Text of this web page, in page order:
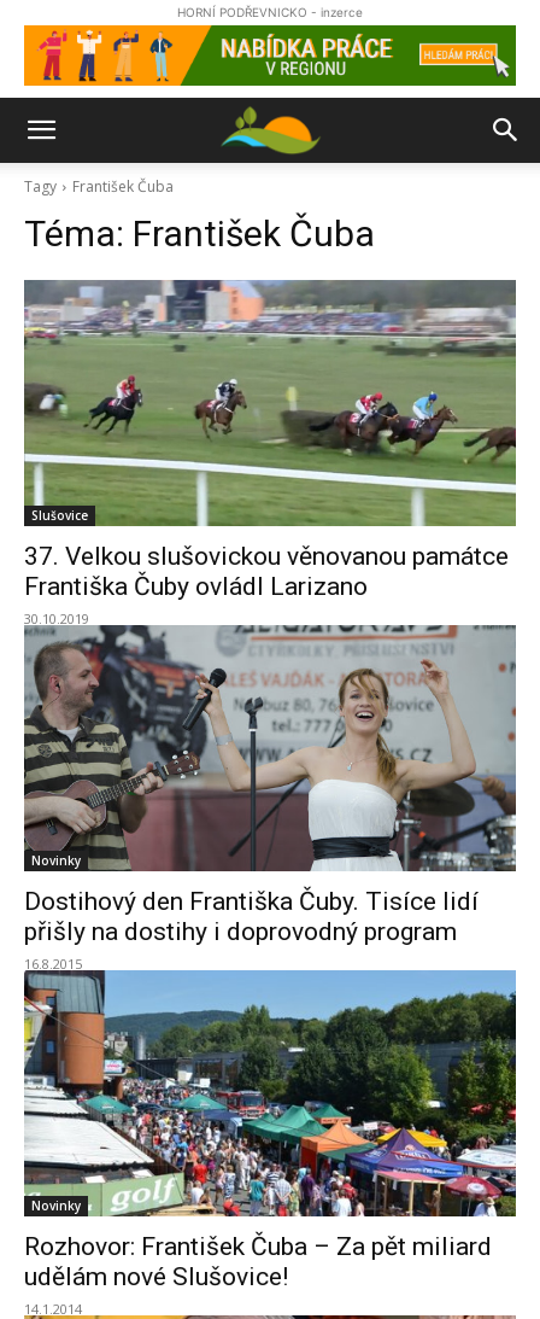
HORNÍ PODŘEVNICKO - inzerce
Tagy František Čuba
Téma: František Čuba
Slušovice
37. Velkou slušovickou věnovanou památce
Františka Čuby ovládl Larizano
30.10.2019
Novinky
Dostihový den Františka Čuby. Tisíce lidí
přišly na dostihy i doprovodný program
16.8.2015
Novinky
Rozhovor: František Čuba – Za pět miliard
udělám nové Slušovice!
14.1.2014